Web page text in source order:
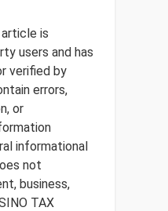
is
users and has
verified by
errors,
or
informational
not
business,
TAX